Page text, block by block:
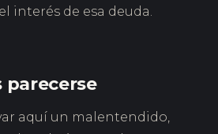
interés de esa deuda.
parecerse
aquí un malentendido,